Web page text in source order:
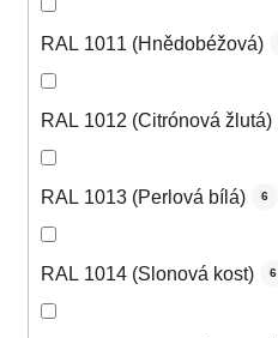
RAL 1011 (Hnědobéžová)
RAL 1012 (Citrónová žlutá)
RAL 1013 (Perlová bílá) 6
RAL 1014 (Slonová kost) 6